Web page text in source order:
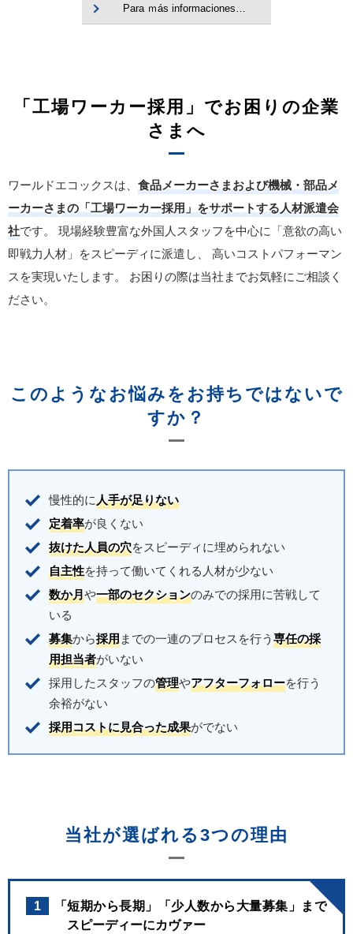
Para ｍás informaciones…
「工場ワーカー採用」でお困りの企業
さまへ
ワールドエコックスは、 食品メーカーさまおよび機械・部品メ
ーカーさまの「工場ワーカー採用」をサポートする人材派遣会
社です。
現場経験豊富な外国人スタッフを中心に「意欲の高い
即戦力人材」をスピーディに派遣し、
高いコストパフォーマン
スを実現いたします。
お困りの際は当社までお気軽にご相談く
ださい。
このようなお悩みをお持ちではないで
すか？
慢性的に人手が足りない
定着率が良くない
抜けた人員の穴をスピーディに埋められない
自主性を持って働いてくれる人材が少ない
数か月や一部のセクションのみでの採用に苦戦して
いる
募集から採用までの一連のプロセスを行う 専任の採
用担当者がいない
採用したスタッフの管理やアフターフォローを行う
余裕がない
採用コストに見合った成果がでない
当社が選ばれる3つの理由
1
「短期から長期」「少人数から大量募集」まで
スピーディーにカヴァー